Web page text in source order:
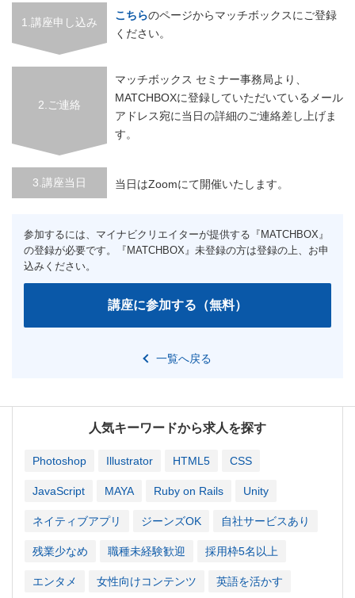
1.講座申し込み
こちらのページからマッチボックスにご登録
ください。
2.ご連絡
マッチボックス セミナー事務局より、
MATCHBOXに登録していただいているメール
アドレス宛に当日の詳細のご連絡差し上げま
す。
3.講座当日 当日はZoomにて開催いたします。
一覧へ戻る
人気キーワードから求人を探す
Photoshop Illustrator HTML5 CSS
JavaScript MAYA Ruby on Rails Unity
ネイティブアプリ ジーンズOK 自社サービスあり
残業少なめ 職種未経験歓迎 採用枠5名以上
エンタメ 女性向けコンテンツ 英語を活かす